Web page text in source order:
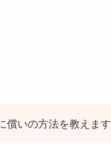
償いの方法を教えます